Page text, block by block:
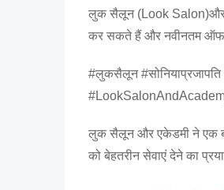
लुक सैलून (Look Salon)और
कर सकते हैं और नवीनतम
#लुकसैलून
लुक सैलून और एकेडमी ने एक
को बेहतरीन सेवाएं देने का